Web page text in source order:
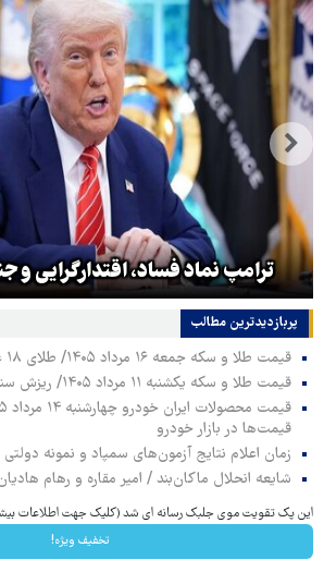
ترامپ نماد فساد، اقتدارگرایی
پربازدیدترین‌ مطالب
قیمت طلا و سکه جمعه ۱۶ مرداد ۱۴۰۵/ طلای ۱۸ عیار امروز چند؟
قیمت طلا و سکه یکشنبه ۱۱ مرداد ۱۴۰۵/ ریزش سنگین سکه امامی
قیمت‌ها در بازار خودرو
زمان اعلام نتایج آزمون‌های سمپاد و نمونه
شایعه انحلال ماکان‌بند / امیر مقاره و رهام
این پک تقویت موی جلبک رسانه ای شد (کلیک جهت اطلاعات
تخفیف ویژه!